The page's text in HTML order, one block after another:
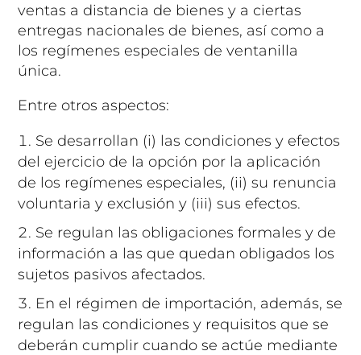
ventas a distancia de bienes y a ciertas
entregas nacionales de bienes, así como a
los regímenes especiales de ventanilla
única.
Entre otros aspectos:
Se desarrollan (i) las condiciones y efectos
del ejercicio de la opción por la aplicación
de los regímenes especiales, (ii) su renuncia
voluntaria y exclusión y (iii) sus efectos.
Se regulan las obligaciones formales y de
información a las que quedan obligados los
sujetos pasivos afectados.
En el régimen de importación, además, se
regulan las condiciones y requisitos que se
deberán cumplir cuando se actúe mediante